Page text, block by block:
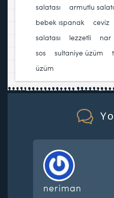
salatası
armutlu
bebek ıspanak
ceviz
salatası
lezzetli nar
sos
sultaniye üzüm
üzüm
neriman